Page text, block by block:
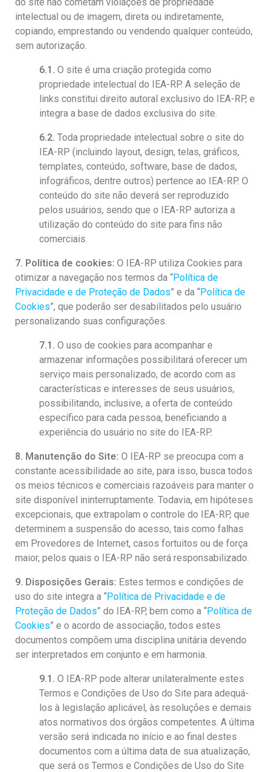
intelectual ou de imagem, direta ou indiretamente,
copiando, emprestando ou vendendo qualquer conteúdo,
sem autorização.
6.1. O site é uma criação protegida como
propriedade intelectual do IEA-RP. A seleção de
links constitui direito autoral exclusivo do IEA-RP, e
integra a base de dados exclusiva do site.
6.2. Toda propriedade intelectual sobre o site do
IEA-RP (incluindo layout, design, telas, gráficos,
templates, conteúdo, software, base de dados,
infográficos, dentre outros) pertence ao IEA-RP. O
conteúdo do site não deverá ser reproduzido
pelos usuários, sendo que o IEA-RP autoriza a
utilização do conteúdo do site para fins não
comerciais.
7. Política de cookies: O IEA-RP utiliza Cookies para
otimizar a navegação nos termos da “Política de
Privacidade e de Proteção de Dados” e da “Política de
Cookies”, que poderão ser desabilitados pelo usuário
personalizando suas configurações.
7.1. O uso de cookies para acompanhar e
armazenar informações possibilitará oferecer um
serviço mais personalizado, de acordo com as
características e interesses de seus usuários,
possibilitando, inclusive, a oferta de conteúdo
específico para cada pessoa, beneficiando a
experiência do usuário no site do IEA-RP.
8. Manutenção do Site: O IEA-RP se preocupa com a
constante acessibilidade ao site, para isso, busca todos
os meios técnicos e comerciais razoáveis para manter o
site disponível ininterruptamente. Todavia, em hipóteses
excepcionais, que extrapolam o controle do IEA-RP, que
determinem a suspensão do acesso, tais como falhas
em Provedores de Internet, casos fortuitos ou de força
maior, pelos quais o IEA-RP não será responsabilizado.
9. Disposições Gerais: Estes termos e condições de
uso do site integra a “Política de Privacidade e de
Proteção de Dados” do IEA-RP, bem como a “Política de
Cookies” e o acordo de associação, todos estes
documentos compõem uma disciplina unitária devendo
ser interpretados em conjunto e em harmonia.
9.1. O IEA-RP pode alterar unilateralmente estes
Termos e Condições de Uso do Site para adequá-
los à legislação aplicável, às resoluções e demais
atos normativos dos órgãos competentes. A última
versão será indicada no início e ao final destes
documentos com a última data de sua atualização,
que será os Termos e Condições de Uso do Site